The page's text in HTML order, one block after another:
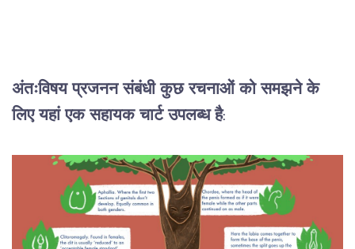
अंतःविषय प्रजनन संबंधी कुछ रचनाओं को समझने के
लिए यहां एक सहायक चार्ट उपलब्ध है: